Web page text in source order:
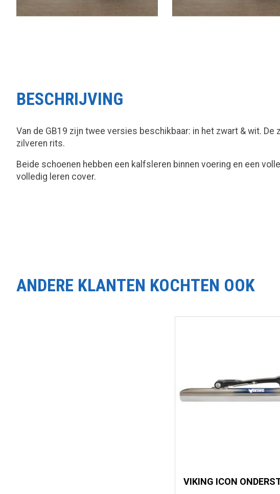
BESCHRIJVING
Van de GB19 zijn twee versies beschikbaar: in het zwart & wit.
zilveren rits.
Beide schoenen hebben een kalfsleren binnen voering en een
volledig leren cover.
ANDERE KLANTEN KOCHTEN OOK
VIKING ICON